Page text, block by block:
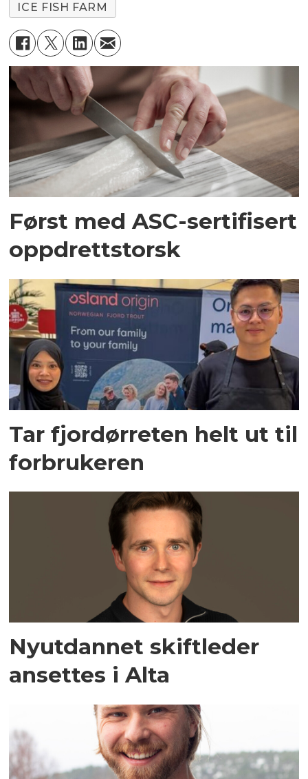
ICE FISH FARM
Først med ASC-sertifisert
oppdrettstorsk
Tar fjordørreten helt ut til
forbrukeren
Nyutdannet skiftleder
ansettes i Alta